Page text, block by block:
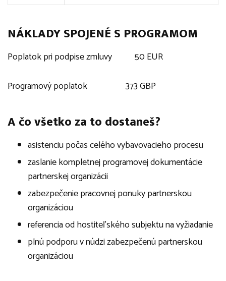
NÁKLADY SPOJENÉ S PROGRAMOM
Poplatok pri podpise zmluvy 50 EUR
Programový poplatok 373 GBP
A čo všetko za to dostaneš?
asistenciu počas celého vybavovacieho procesu
zaslanie kompletnej programovej dokumentácie
partnerskej organizácii
zabezpečenie pracovnej ponuky partnerskou
organizáciou
referencia od hostiteľského subjektu na vyžiadanie
plnú podporu v núdzi zabezpečenú partnerskou
organizáciou